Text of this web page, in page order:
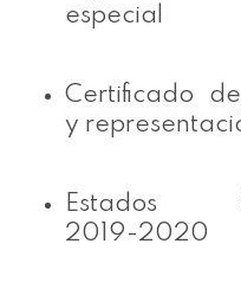
especial
Certificado
y
Estados
2019-2020